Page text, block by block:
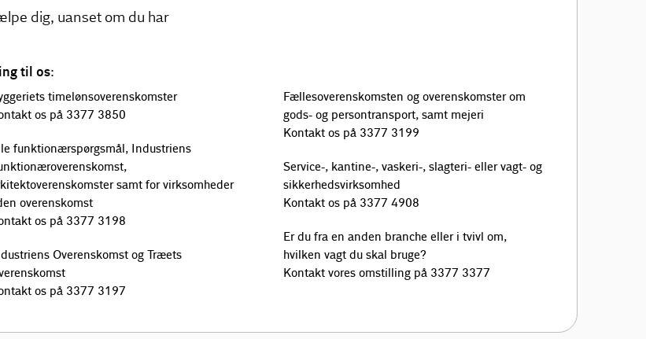
dig, uanset om du har
til os:
timelønsoverenskomster
os på 3377 3850
funktionærspørgsmål, Industriens
samt for virksomheder
overenskomst
os på 3377 3198
Overenskomst og Træets
os på 3377 3197
Fællesoverenskomsten og overenskomster om
gods- og persontransport, samt mejeri
Kontakt os på 3377 3199
Service-, kantine-, vaskeri-, slagteri- eller vagt- og
sikkerhedsvirksomhed
Kontakt os på 3377 4908
Er du fra en anden branche eller i tvivl om,
hvilken vagt du skal bruge?
Kontakt vores omstilling på 3377 3377